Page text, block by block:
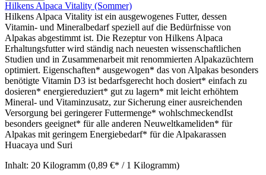
Hilkens Alpaca Vitality (Sommer)
Hilkens Alpaca Vitality ist ein ausgewogenes Futter, dessen
Vitamin- und Mineralbedarf speziell auf die Bedürfnisse von
Alpakas abgestimmt ist. Die Rezeptur von Hilkens Alpaca
Erhaltungsfutter wird ständig nach neuesten wissenschaftlichen
Studien und in Zusammenarbeit mit renommierten Alpakazüchtern
optimiert. Eigenschaften* ausgewogen* das von Alpakas besonders
benötigte Vitamin D3 ist bedarfsgerecht hoch dosiert* einfach zu
dosieren* energiereduziert* gut zu lagern* mit leicht erhöhtem
Mineral- und Vitaminzusatz, zur Sicherung einer ausreichenden
Versorgung bei geringerer Futtermenge* wohlschmeckendIst
besonders geeignet* für alle anderen Neuweltkameliden* für
Alpakas mit geringem Energiebedarf* für die Alpakarassen
Huacaya und Suri
Inhalt: 20 Kilogramm (0,89 €* / 1 Kilogramm)